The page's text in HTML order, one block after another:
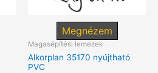
Megnézem
Magasépítési lemezek
Alkorplan 35170 nyújtható
PVC